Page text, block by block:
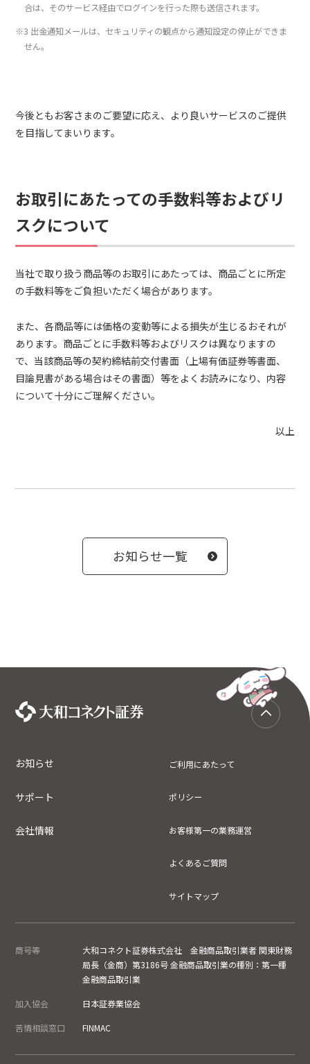
合は、そのサービス経由でログインを行った際も送信されます。
※3 出金通知メールは、セキュリティの観点から通知設定の停止ができま
せん。
今後ともお客さまのご要望に応え、より良いサービスのご提供
を目指してまいります。
お取引にあたっての手数料等およびリ
スクについて
当社で取り扱う商品等のお取引にあたっては、商品ごとに所定
の手数料等をご負担いただく場合があります。
また、各商品等には価格の変動等による損失が生じるおそれが
あります。商品ごとに手数料等およびリスクは異なりますの
で、当該商品等の契約締結前交付書面（上場有価証券等書面、
目論見書がある場合はその書面）等をよくお読みになり、内容
について十分にご理解ください。
以上
お知らせ一覧
お知らせ
サポート
会社情報
ご利用にあたって
ポリシー
お客様第一の業務運営
よくあるご質問
サイトマップ
商号等
大和コネクト証券株式会社 金融商品取引業者 関東財務
局長（金商）第3186号 金融商品取引業の種別：第一種
金融商品取引業
加入協会 日本証券業協会
苦情相談窓口 FINMAC